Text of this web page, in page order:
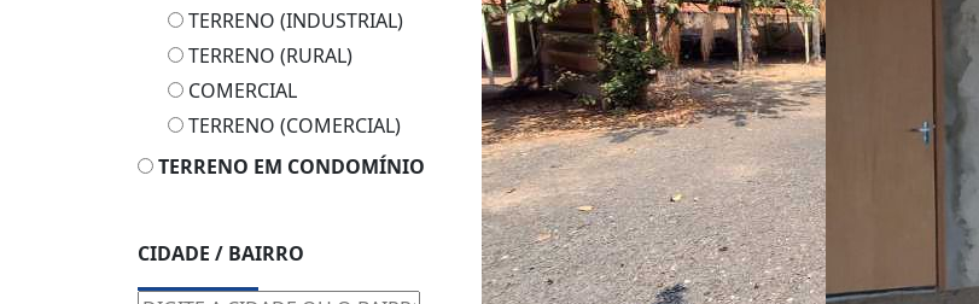
TERRENO (INDUSTRIAL)
TERRENO (RURAL)
COMERCIAL
TERRENO (COMERCIAL)
TERRENO EM CONDOMÍNIO
CIDADE / BAIRRO